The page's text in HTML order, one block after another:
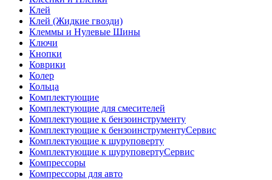
Клей
Клей (Жидкие гвозди)
Клеммы и Нулевые Шины
Ключи
Кнопки
Коврики
Колер
Кольца
Комплектующие
Комплектующие для смесителей
Комплектующие к бензоинструменту
Комплектующие к бензоинструментуСервис
Комплектующие к шуруповерту
Комплектующие к шуруповертуСервис
Компрессоры
Компрессоры для авто